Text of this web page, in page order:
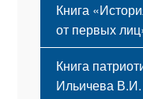
Книга
от первых
Книга
Ильичева В.И.